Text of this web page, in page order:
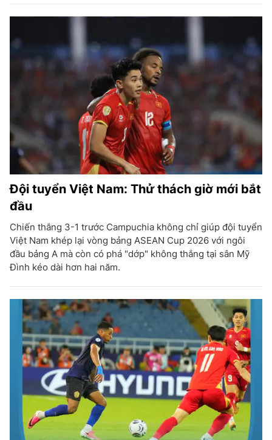
Đội tuyển Việt Nam: Thử thách giờ mới bắt
đầu
Chiến thắng 3-1 trước Campuchia không chỉ giúp đội tuyển
Việt Nam khép lại vòng bảng ASEAN Cup 2026 với ngôi
đầu bảng A mà còn có phá "dớp" không thắng tại sân Mỹ
Đình kéo dài hơn hai năm.